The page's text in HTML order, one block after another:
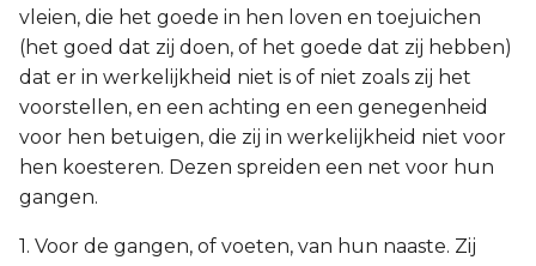
vleien, die het goede in hen loven en toejuichen
(het goed dat zij doen, of het goede dat zij hebben)
dat er in werkelijkheid niet is of niet zoals zij het
voorstellen, en een achting en een genegenheid
voor hen betuigen, die zij in werkelijkheid niet voor
hen koesteren. Dezen spreiden een net voor hun
gangen.
1. Voor de gangen, of voeten, van hun naaste. Zij